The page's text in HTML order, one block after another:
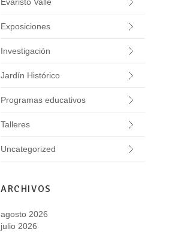
Exposiciones
Investigación
Jardín Histórico
Programas educativos
Talleres
Uncategorized
ARCHIVOS
agosto 2026
julio 2026